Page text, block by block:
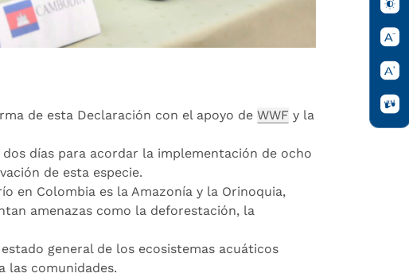
de esta Declaración con el apoyo de WWF y la
días para acordar la implementación de ocho
de esta especie.
en Colombia es la Amazonía y la Orinoquia,
amenazas como la deforestación, la
general de los ecosistemas acuáticos
las comunidades.